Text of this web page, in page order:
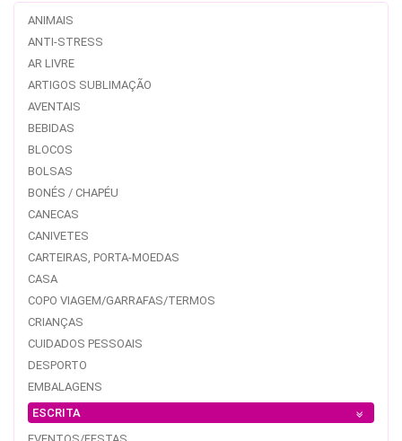
ANIMAIS
ANTI-STRESS
AR LIVRE
ARTIGOS SUBLIMAÇÃO
AVENTAIS
BEBIDAS
BLOCOS
BOLSAS
BONÉS / CHAPÉU
CANECAS
CANIVETES
CARTEIRAS, PORTA-MOEDAS
CASA
COPO VIAGEM/GARRAFAS/TERMOS
CRIANÇAS
CUIDADOS PESSOAIS
DESPORTO
EMBALAGENS
ESCRITA